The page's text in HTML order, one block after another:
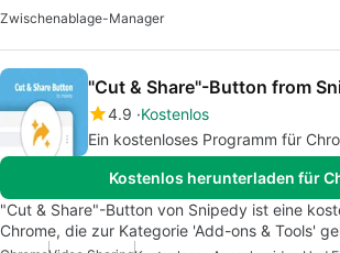
Zwischenablage-Manager
"Cut & Share"-Button from
4.9 Kostenlos
Ein kostenloses Programm für
Kostenlos herunterladen für
"Cut & Share"-Button von Snipedy ist eine
Chrome, die zur Kategorie 'Add-ons & Tools'